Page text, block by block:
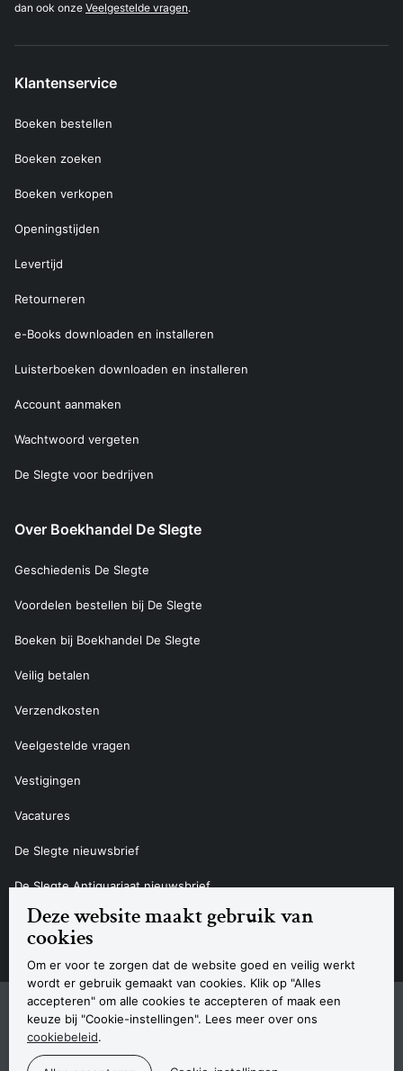
Deze website maakt gebruik van
cookies
Om er voor te zorgen dat de website goed en veilig werkt
wordt er gebruik gemaakt van cookies. Klik op "Alles
accepteren" om alle cookies te accepteren of maak een
keuze bij "Cookie-instellingen". Lees meer over ons
cookiebeleid.
dan ook onze Veelgestelde vragen.
Klantenservice
Boeken bestellen
Boeken zoeken
Boeken verkopen
Openingstijden
Levertijd
Retourneren
e-Books downloaden en installeren
Luisterboeken downloaden en installeren
Account aanmaken
Wachtwoord vergeten
De Slegte voor bedrijven
Over Boekhandel De Slegte
Geschiedenis De Slegte
Voordelen bestellen bij De Slegte
Boeken bij Boekhandel De Slegte
Veilig betalen
Verzendkosten
Veelgestelde vragen
Vestigingen
Vacatures
De Slegte nieuwsbrief
De Slegte Antiquariaat nieuwsbrief
Contact
Navigatie
SitemapPrivacyverklaring CookieverklaringAlgemene voorwaardenDisclaimer
Contact